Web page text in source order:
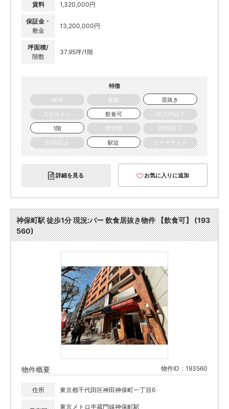
賃料 1,320,000円
保証金・
敷金
13,200,000円
坪面積/
階数
37.95坪/1階
特徴
NEW
更新
居抜き
スケルトン
飲食可
30万円以下
1階
空中階
20坪以下
50坪以上
駅近 ロードサイド
詳細を見る お気に入りに追加
神保町駅 徒歩1分 現況:バー 飲食居抜き物件 【飲食可】 (193
560)
物件概要 物件ID：193560
住所 東京都千代田区神田神保町一丁目6
東京メトロ半蔵門線神保町駅